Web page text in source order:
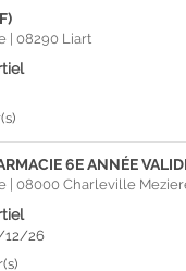
|08290 Liart
6E ANNÉE
|08000Charleville
12/26